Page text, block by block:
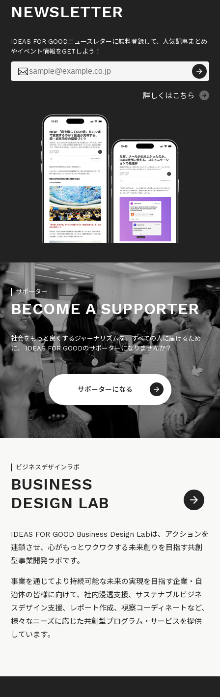
NEWSLETTER
IDEAS FOR GOODニュースレターに無料登録して、人気記事まとめ
やイベント情報をGETしよう！

詳しくはこちら
サポーター
BECOME A SUPPORTER
社会をもっと良くするジャーナリズムを、すべての人に届けるため
に、 IDEAS FOR GOODのサポーターになりませんか？
サポーターになる
ビジネスデザインラボ
BUSINESS
DESIGN LAB
IDEAS FOR GOOD Business Design Labは、アクションを
連鎖させ、心がもっとワクワクする未来創りを目指す共創
型事業開発ラボです。
事業を通じてより持続可能な未来の実現を目指す企業・自
治体の皆様に向けて、社内浸透支援、サステナブルビジネ
スデザイン支援、レポート作成、視察コーディネートなど、
様々なニーズに応じた共創型プログラム・サービスを提供
しています。